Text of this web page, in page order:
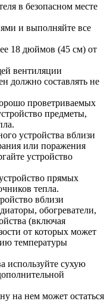
в безопасном месте
и выполняйте все
18 дюймов (45 см) от
вентиляции
должно составлять не
проветриваемых
предметы,
устройства вблизи
или поражения
устройство
прямых
тепла.
вблизи
обогреватели,
(включая
от которых может
температуры
используйте сухую
на нем может остаться